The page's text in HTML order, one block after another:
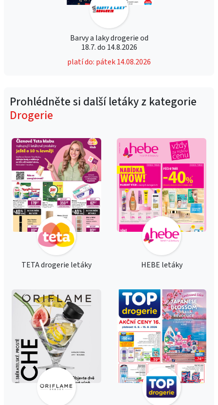
Barvy a laky drogerie od
18.7. do 14.8.2026
platí do: pátek 14.08.2026
Prohlédněte si další letáky z kategorie
Drogerie
TETA drogerie letáky HEBE letáky